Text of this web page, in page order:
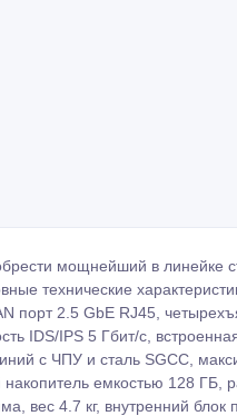
мощнейший в линейке
технические
порт 2.5 GbE RJ45,
IDS/IPS 5 Гбит/с,
с ЧПУ и сталь SGCC,
емкостью 128 ГБ,
вес 4.7 кг, внутренний блок